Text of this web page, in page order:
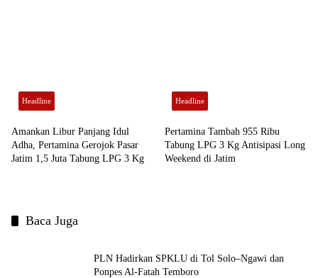
Headline
Amankan Libur Panjang Idul
Adha, Pertamina Gerojok Pasar
Jatim 1,5 Juta Tabung LPG 3 Kg
Headline
Pertamina Tambah 955 Ribu
Tabung LPG 3 Kg Antisipasi Long
Weekend di Jatim
Baca Juga
PLN Hadirkan SPKLU di Tol Solo–Ngawi dan
Ponpes Al-Fatah Temboro